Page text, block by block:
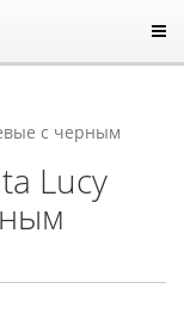
с черным
Lucy